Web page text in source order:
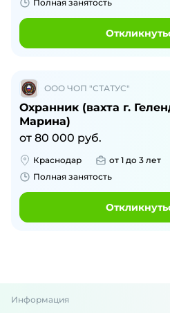
Полная занятость
ООО ЧОП "СТАТУС"
Охранник (вахта г.
Марина)
от 80 000 руб.
Краснодар от 1 до 3 лет
Полная занятость
Информация